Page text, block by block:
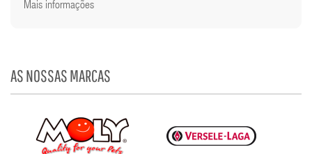
Mais informações
AS NOSSAS MARCAS